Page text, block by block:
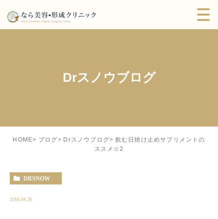
Drスノウブログ
HOME ブログ Drスノウブログ
飲む日焼け止めサプリメントの
ススメ☆2
DRSNOW
2018.04.26